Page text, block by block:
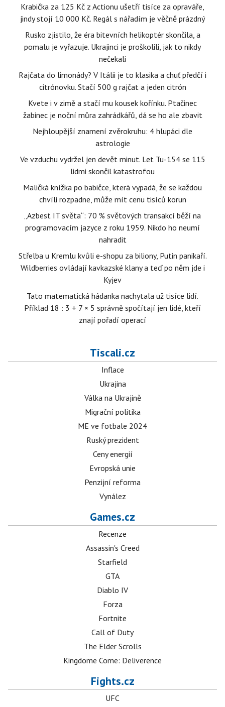
Krabička za 125 Kč z Actionu ušetří tisíce za opraváře,
jindy stojí 10 000 Kč. Regál s nářadím je věčně prázdný
Rusko zjistilo, že éra bitevních helikoptér skončila, a
pomalu je vyřazuje. Ukrajinci je proškolili, jak to nikdy
nečekali
Rajčata do limonády? V Itálii je to klasika a chuť předčí i
citrónovku. Stačí 500 g rajčat a jeden citrón
Kvete i v zimě a stačí mu kousek kořínku. Ptačinec
žabinec je noční můra zahrádkářů, dá se ho ale zbavit
Nejhloupější znamení zvěrokruhu: 4 hlupáci dle
astrologie
Ve vzduchu vydržel jen devět minut. Let Tu-154 se 115
lidmi skončil katastrofou
Maličká knížka po babičce, která vypadá, že se každou
chvíli rozpadne, může mít cenu tisíců korun
„Azbest IT světa“: 70 % světových transakcí běží na
programovacím jazyce z roku 1959. Nikdo ho neumí
nahradit
Střelba u Kremlu kvůli e-shopu za biliony, Putin panikaří.
Wildberries ovládají kavkazské klany a teď po něm jde i
Kyjev
Tato matematická hádanka nachytala už tisíce lidí.
Příklad 18 : 3 + 7 × 5 správně spočítají jen lidé, kteří
znají pořadí operací
Tiscali.cz
Inflace
Ukrajina
Válka na Ukrajině
Migrační politika
ME ve fotbale 2024
Ruský prezident
Ceny energií
Evropská unie
Penzijní reforma
Vynález
Games.cz
Recenze
Assassin's Creed
Starfield
GTA
Diablo IV
Forza
Fortnite
Call of Duty
The Elder Scrolls
Kingdome Come: Deliverence
Fights.cz
UFC